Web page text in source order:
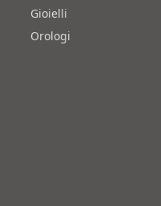
Gioielli
Orologi